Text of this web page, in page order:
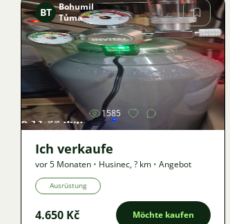
Bild
BT
Bohumil
Tůma
1585
Ich verkaufe
vor 5 Monaten • Husinec,? km • Angebot
Ausrüstung
4.650 Kč Möchte kaufen